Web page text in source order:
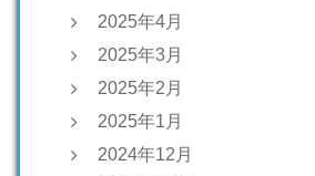
2025年4月
2025年3月
2025年2月
2025年1月
2024年12月